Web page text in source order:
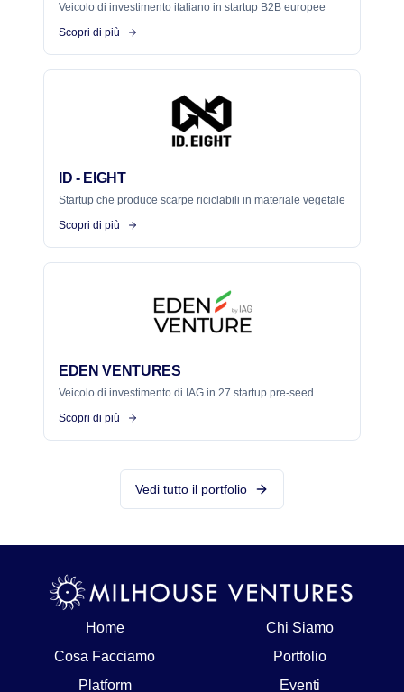
Veicolo di investimento italiano in startup B2B europee
Scopri di più
ID - EIGHT
Startup che produce scarpe riciclabili in materiale vegetale
Scopri di più
EDEN VENTURES
Veicolo di investimento di IAG in 27 startup pre-seed
Scopri di più
Vedi tutto il portfolio
Home
Chi Siamo
Cosa Facciamo
Portfolio
Platform
Eventi